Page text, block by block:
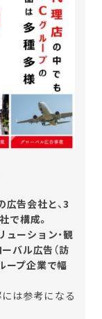
広告会社と、3
で構成。
ーション・観
バル広告（訪
ープ企業で幅
は参考になる